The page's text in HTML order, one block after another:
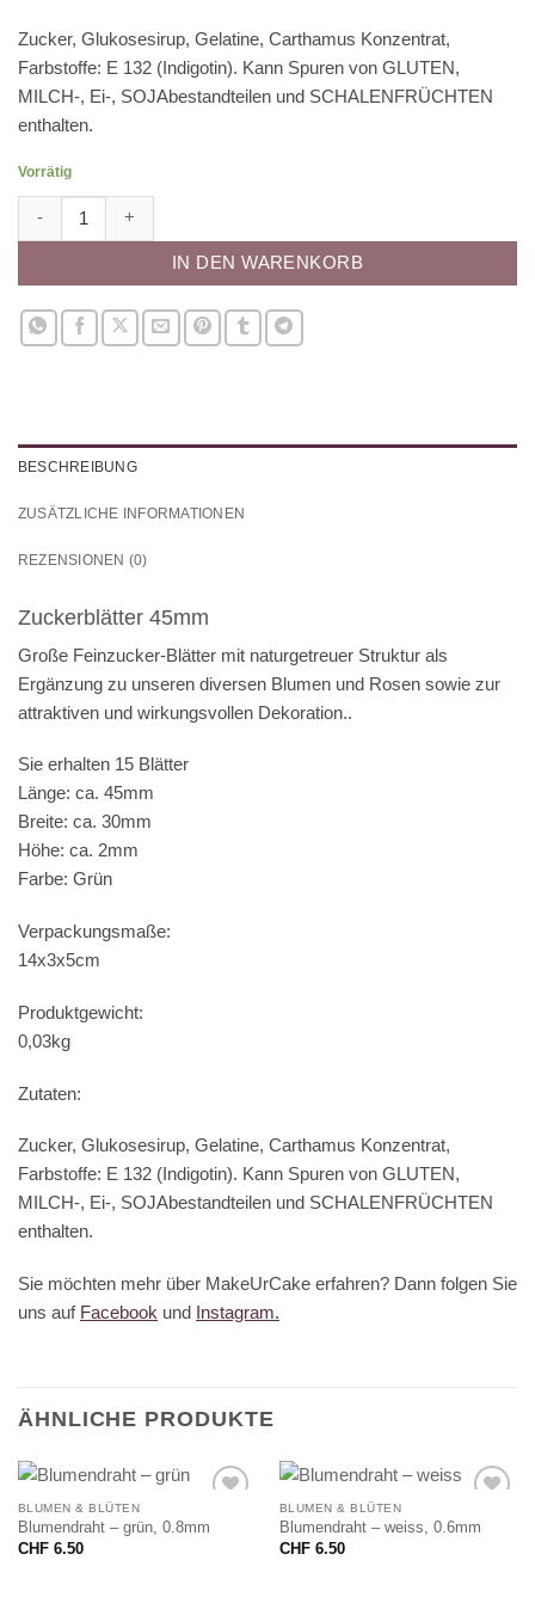
Zucker, Glukosesirup, Gelatine, Carthamus Konzentrat,
Farbstoffe: E 132 (Indigotin). Kann Spuren von GLUTEN,
MILCH-, Ei-, SOJAbestandteilen und SCHALENFRÜCHTEN
enthalten.
Vorrätig
IN DEN WARENKORB
BESCHREIBUNG
ZUSÄTZLICHE INFORMATIONEN
REZENSIONEN (0)
Zuckerblätter 45mm
Große Feinzucker-Blätter mit naturgetreuer Struktur als
Ergänzung zu unseren diversen Blumen und Rosen sowie zur
attraktiven und wirkungsvollen Dekoration..
Sie erhalten 15 Blätter
Länge: ca. 45mm
Breite: ca. 30mm
Höhe: ca. 2mm
Farbe: Grün
Verpackungsmaße:
14x3x5cm
Produktgewicht:
0,03kg
Zutaten:
Zucker, Glukosesirup, Gelatine, Carthamus Konzentrat,
Farbstoffe: E 132 (Indigotin). Kann Spuren von GLUTEN,
MILCH-, Ei-, SOJAbestandteilen und SCHALENFRÜCHTEN
enthalten.
Sie möchten mehr über MakeUrCake erfahren? Dann folgen Sie
uns auf Facebook und Instagram.
ÄHNLICHE PRODUKTE
BLUMEN & BLÜTEN
Blumendraht – grün, 0.8mm
CHF6.50
BLUMEN & BLÜTEN
Blumendraht – weiss, 0.6mm
CHF6.50